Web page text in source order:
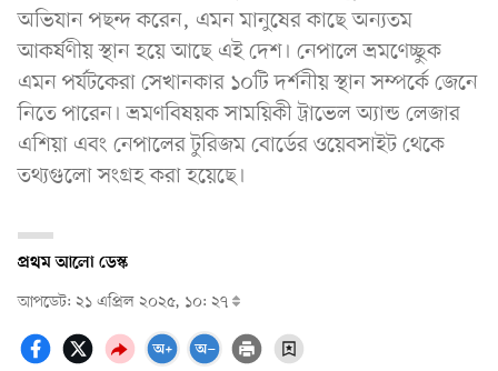
অভিযান পছন্দ করেন, এমন মানুষের কাছে অন্যতম
আকর্ষণীয় স্থান হয়ে আছে এই দেশ। নেপালে ভ্রমণেচ্ছুক
এমন পর্যটকেরা সেখানকার ১০টি দর্শনীয় স্থান সম্পর্কে জেনে
নিতে পারেন। ভ্রমণবিষয়ক সাময়িকী ট্রাভেল অ্যান্ড লেজার
এশিয়া এবং নেপালের টুরিজম বোর্ডের ওয়েবসাইট থেকে
তথ্যগুলো সংগ্রহ করা হয়েছে।
প্রথম আলো ডেস্ক
আপডেট: ২১ এপ্রিল ২০২৫, ১০: ২৭